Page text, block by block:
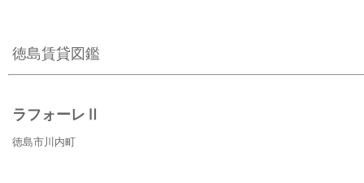
徳島賃貸図鑑
ラフォーレⅡ
徳島市川内町